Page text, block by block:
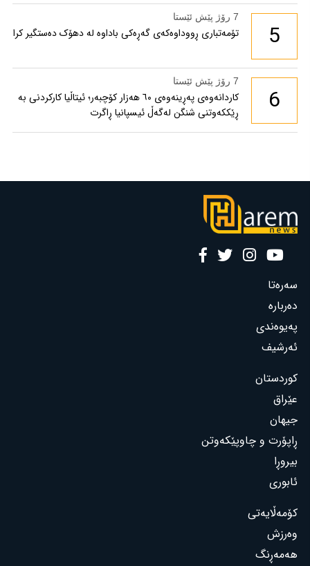
5
7 رۆژ پێش ئێستا
تۆمەتباری ڕووداوەکەی گەڕەکی باداوە لە دهۆک دەستگیر کرا
6
7 رۆژ پێش ئێستا
کاردانەوەی پەڕینەوەی ٦٠ هەزار کۆچبەر؛ ئیتاڵیا کارکردنی بە
ڕێککەوتنی شنگن لەگەڵ ئیسپانیا ڕاگرت
سەرەتا
دەربارە
پەیوەندی
ئەرشیف
کوردستان
عێراق
جیهان
ڕاپۆرت و چاوپێکەوتن
بیروڕا
ئابوری
کۆمەڵایەتی
وەرزش
هەمەڕنگ